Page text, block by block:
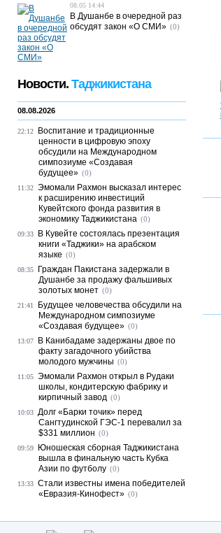
08.05 14:44
В Душанбе в очередной раз
обсудят закон «О СМИ» (0)
Новости. Таджикистана
08.08.2026
22:12
Воспитание и традиционные
ценности в цифровую эпоху
обсудили на Международном
симпозиуме «Создавая
будущее» (0)
11:32 Эмомали Рахмон высказал интерес
к расширению инвестиций
Кувейтского фонда развития в
экономику Таджикистана (0)
09:33
В Кувейте состоялась презентация
книги «Таджики» на арабском
языке (0)
08:35
Граждан Пакистана задержали в
Душанбе за продажу фальшивых
золотых монет (0)
21:41
Будущее человечества обсудили на
Международном симпозиуме
«Создавая будущее» (0)
13:07
В Канибадаме задержаны двое по
факту загадочного убийства
молодого мужчины (0)
11:05 Эмомали Рахмон открыл в Рудаки
школы, кондитерскую фабрику и
кирпичный завод (0)
10:03 Долг «Барки точик» перед
Сангтудинской ГЭС-1 перевалил за
$331 миллион (0)
09:59
Юношеская сборная Таджикистана
вышла в финальную часть Кубка
Азии по футболу (0)
13:33 Стали известны имена победителей
«Евразия-Кинофест» (0)